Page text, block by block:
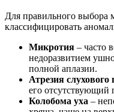
Для правильного выбора
классифицировать
Микротия – часто
недоразвитием
полной аплазии.
Атрезия слухового
его отсутствующий
Колобома уха –